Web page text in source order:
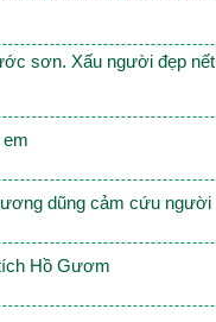
sơn. Xấu người đẹp
dũng cảm cứu người
Hồ Gươm